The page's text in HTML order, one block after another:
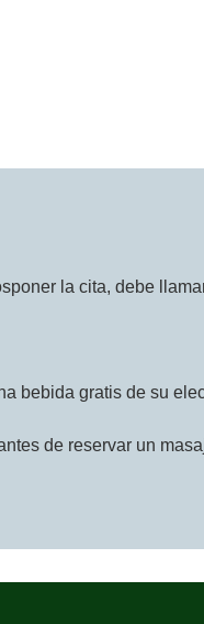
la cita, debe
bebida gratis de su
de reservar un